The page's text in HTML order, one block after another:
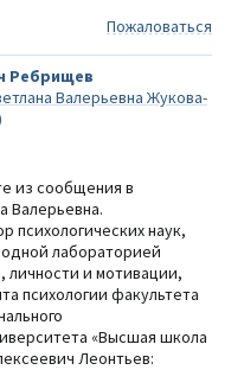
Пожаловаться
Ребрищев
Валерьевна Жукова-
из сообщения в
Валерьевна.
психологических наук,
лабораторией
личности и мотивации,
психологии факультета
«Высшая школа
Леонтьев: